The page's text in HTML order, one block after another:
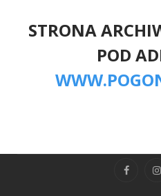
STRONA
POD